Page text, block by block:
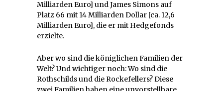
Milliarden Euro] und James Simons auf
Platz 66 mit 14 Milliarden Dollar [ca. 12,6
Milliarden Euro], die er mit Hedgefonds
erzielte.
Aber wo sind die königlichen Familien der
Welt? Und wichtiger noch: Wo sind die
Rothschilds und die Rockefellers? Diese